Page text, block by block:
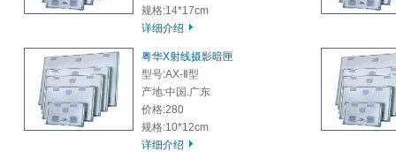
规格:14*17cm
详细介绍
粤华X射线摄影暗匣
型号:AX-Ⅱ型
产地:中国.广东
价格:280
规格:10*12cm
详细介绍